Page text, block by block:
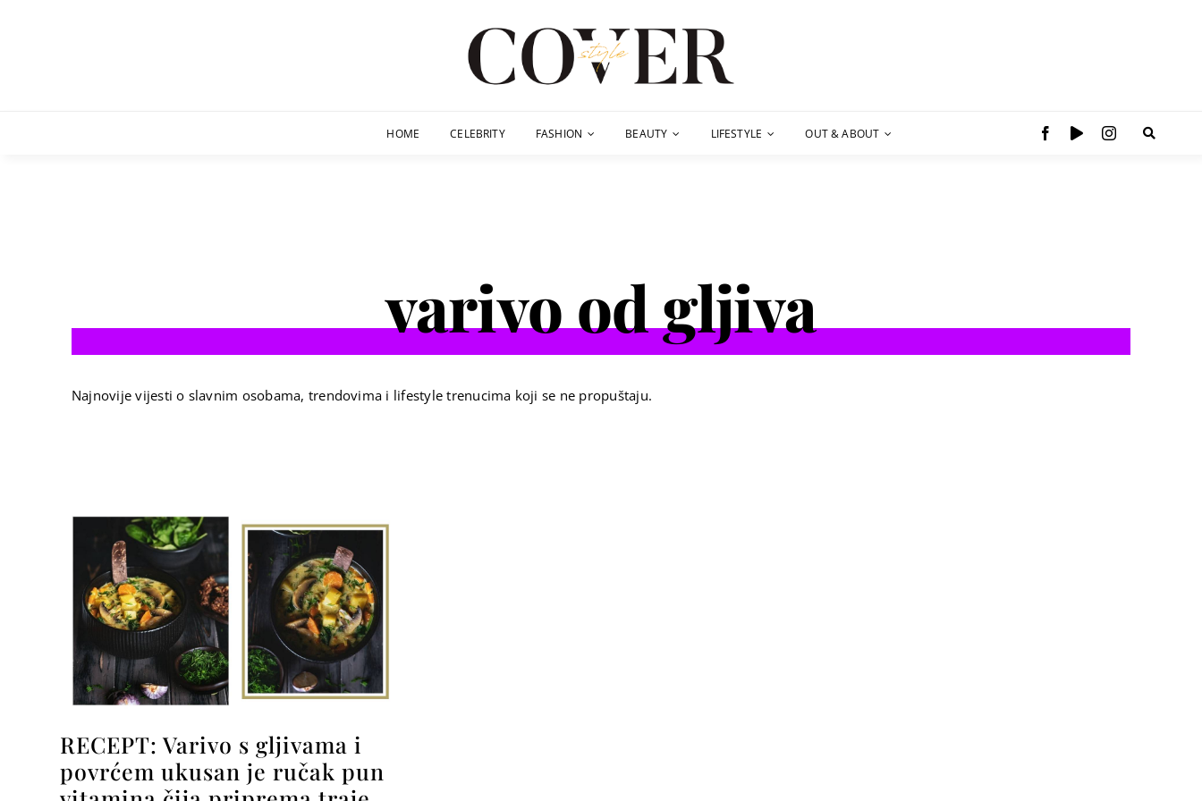
HOME CELEBRITY FASHION BEAUTY LIFESTYLE OUT & ABOUT
varivo od gljiva
Najnovije vijesti o slavnim osobama, trendovima i lifestyle trenucima koji se ne propuštaju.
RECEPT: Varivo s gljivama i
povrćem ukusan je ručak pun